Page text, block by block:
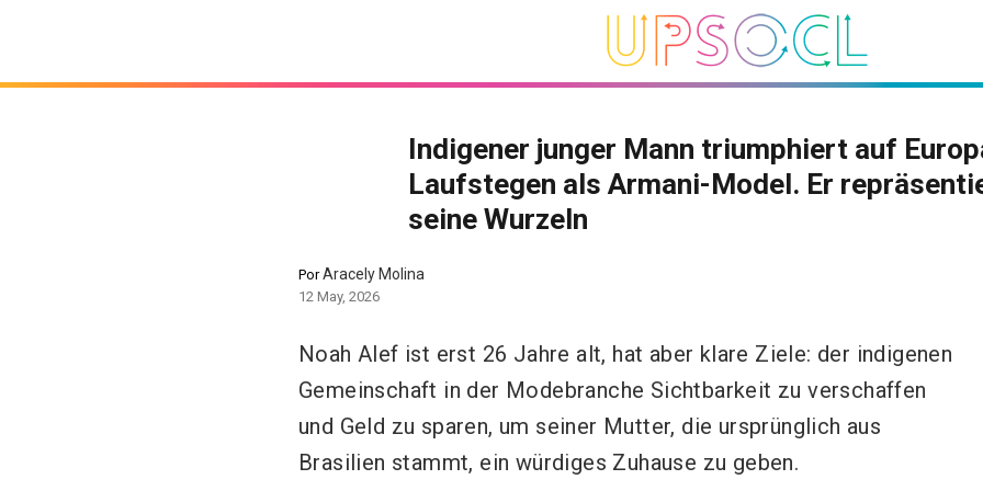
Indigener junger Mann triumphiert auf
Laufstegen als Armani-Model. Er
seine Wurzeln
PorAracely Molina
12 May, 2026
Noah Alef ist erst 26 Jahre alt, hat aber klare Ziele: der indigenen
Gemeinschaft in der Modebranche Sichtbarkeit zu verschaffen
und Geld zu sparen, um seiner Mutter, die ursprünglich aus
Brasilien stammt, ein würdiges Zuhause zu geben.